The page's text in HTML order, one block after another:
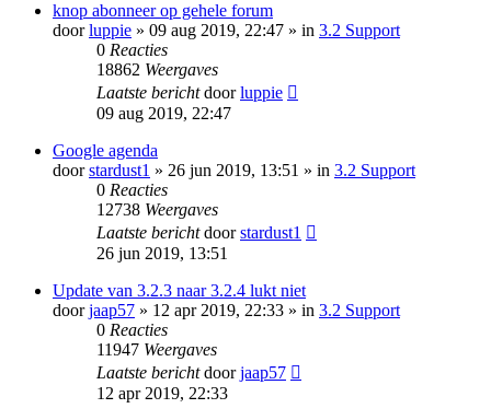
knop abonneer op gehele forum
doorluppie » 09 aug 2019, 22:47 » in 3.2 Support
0 Reacties
18862 Weergaves
Laatste berichtdoorluppie
09 aug 2019, 22:47
Google agenda
doorstardust1 » 26 jun 2019, 13:51 » in 3.2 Support
0 Reacties
12738 Weergaves
Laatste berichtdoorstardust1
26 jun 2019, 13:51
Update van 3.2.3 naar 3.2.4 lukt niet
doorjaap57 » 12 apr 2019, 22:33 » in 3.2 Support
0 Reacties
11947 Weergaves
Laatste berichtdoorjaap57
12 apr 2019, 22:33